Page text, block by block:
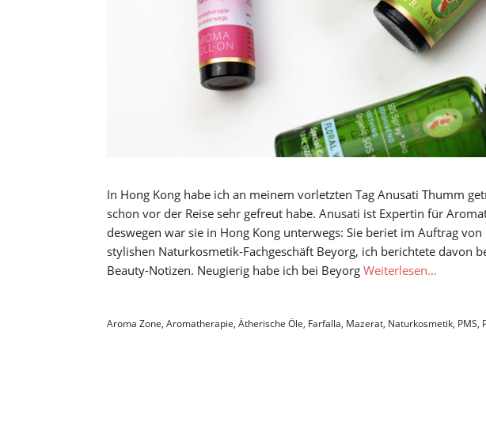
In Hong Kong habe ich an meinem vorletzten Tag Anusati Thumm
schon vor der Reise sehr gefreut habe. Anusati ist Expertin für
deswegen war sie in Hong Kong unterwegs: Sie beriet im Auftrag
stylishen Naturkosmetik-Fachgeschäft Beyorg, ich berichtete davon
Beauty-Notizen. Neugierig habe ich bei Beyorg Weiterlesen…
Aroma Zone, Aromatherapie, Ätherische Öle, Farfalla, Mazerat, Naturkosmetik, PMS,